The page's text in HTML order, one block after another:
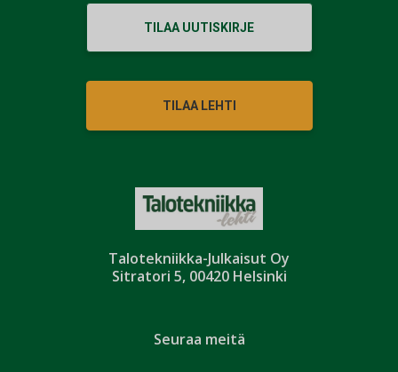
Talotekniikka-Julkaisut Oy
Sitratori 5, 00420 Helsinki
TILAA UUTISKIRJE
TILAA LEHTI
Seuraa meitä